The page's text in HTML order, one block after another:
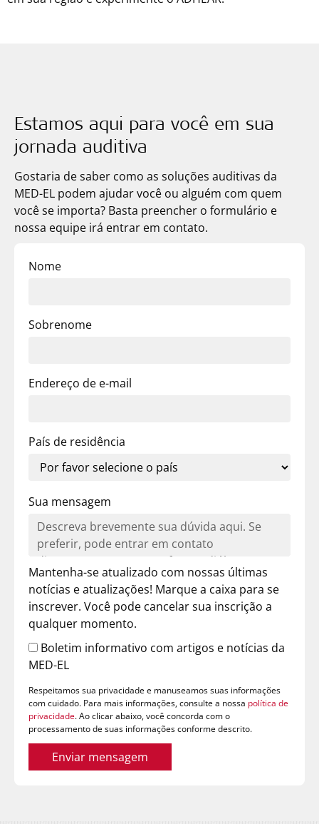
Estamos aqui para você em sua
jornada auditiva
Gostaria de saber como as soluções auditivas da
MED-EL podem ajudar você ou alguém com quem
você se importa? Basta preencher o formulário e
nossa equipe irá entrar em contato.
Nome
Sobrenome
Endereço de e-mail
País de residência
Sua mensagem
Mantenha-se atualizado com nossas últimas
notícias e atualizações! Marque a caixa para se
inscrever. Você pode cancelar sua inscrição a
qualquer momento.
Boletim informativo com artigos e notícias da
MED-EL
Respeitamos sua privacidade e manuseamos suas informações
com cuidado. Para mais informações, consulte a nossa política de
privacidade. Ao clicar abaixo, você concorda com o
processamento de suas informações conforme descrito.
Enviar mensagem